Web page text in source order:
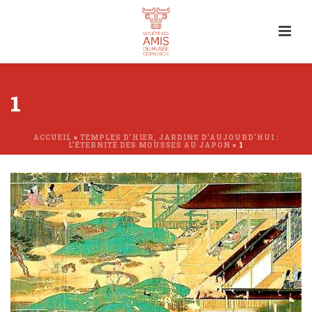
1
ACCUEIL » TEMPLES D’HIER, JARDINS D’AUJOURD’HUI :
L’ÉTERNITÉ DES MOUSSES AU JAPON » 1